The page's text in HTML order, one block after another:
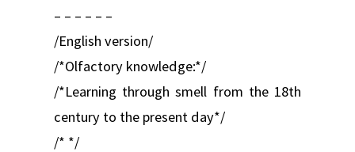
– – – – – –
/English version/
/*Olfactory knowledge:*/
/*Learning through smell from the 18th
century to the present day*/
/* */